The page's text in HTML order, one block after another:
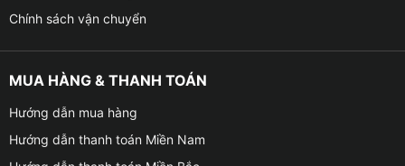
Chính sách vận chuyển
MUA HÀNG & THANH TOÁN
Hướng dẫn mua hàng
Hướng dẫn thanh toán Miền Nam